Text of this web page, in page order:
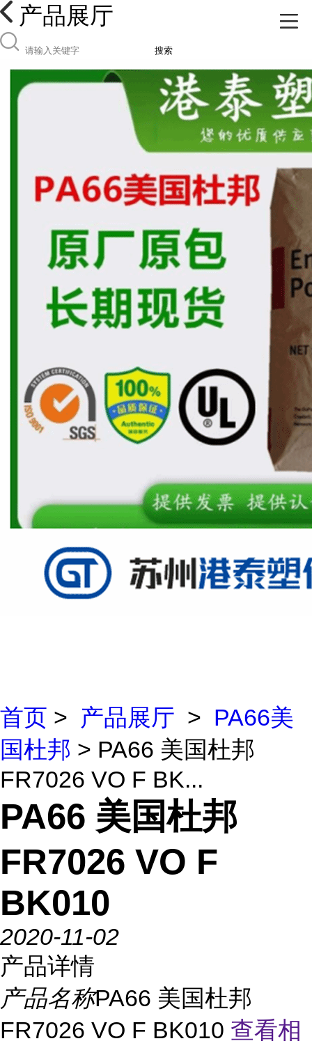
产品展厅
搜索
首页 > 产品展厅 > PA66美
国杜邦 > PA66 美国杜邦
FR7026 VO F BK...
PA66 美国杜邦
FR7026 VO F
BK010
2020-11-02
产品详情
产品名称PA66 美国杜邦
FR7026 VO F BK010 查看相